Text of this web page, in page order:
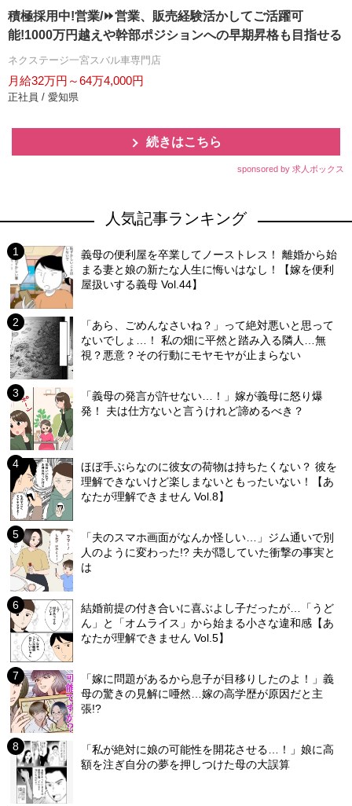
積極採用中!営業/⏩️営業、販売経験活かしてご活躍可
能!1000万円越えや幹部ポジションへの早期昇格も目指せる
ネクステージ一宮スバル車専門店
月給32万円～64万4,000円
正社員 / 愛知県
続きはこちら
sponsored by 求人ボックス
人気記事ランキング
義母の便利屋を卒業してノーストレス！ 離婚から始
まる妻と娘の新たな人生に悔いはなし！【嫁を便利
屋扱いする義母 Vol.44】
「あら、ごめんなさいね？」って絶対悪いと思って
ないでしょ…！ 私の畑に平然と踏み入る隣人…無
視？悪意？その行動にモヤモヤが止まらない
「義母の発言が許せない…！」嫁が義母に怒り爆
発！ 夫は仕方ないと言うけれど諦めるべき？
ほぼ手ぶらなのに彼女の荷物は持ちたくない？ 彼を
理解できないけど楽しまないともったいない！【あ
なたが理解できません Vol.8】
「夫のスマホ画面がなんか怪しい…」ジム通いで別
人のように変わった!? 夫が隠していた衝撃の事実と
は
結婚前提の付き合いに喜ぶよし子だったが…「うど
ん」と「オムライス」から始まる小さな違和感【あ
なたが理解できません Vol.5】
「嫁に問題があるから息子が目移りしたのよ！」義
母の驚きの見解に唖然…嫁の高学歴が原因だと主
張!?
「私が絶対に娘の可能性を開花させる…！」娘に高
額を注ぎ自分の夢を押しつけた母の大誤算